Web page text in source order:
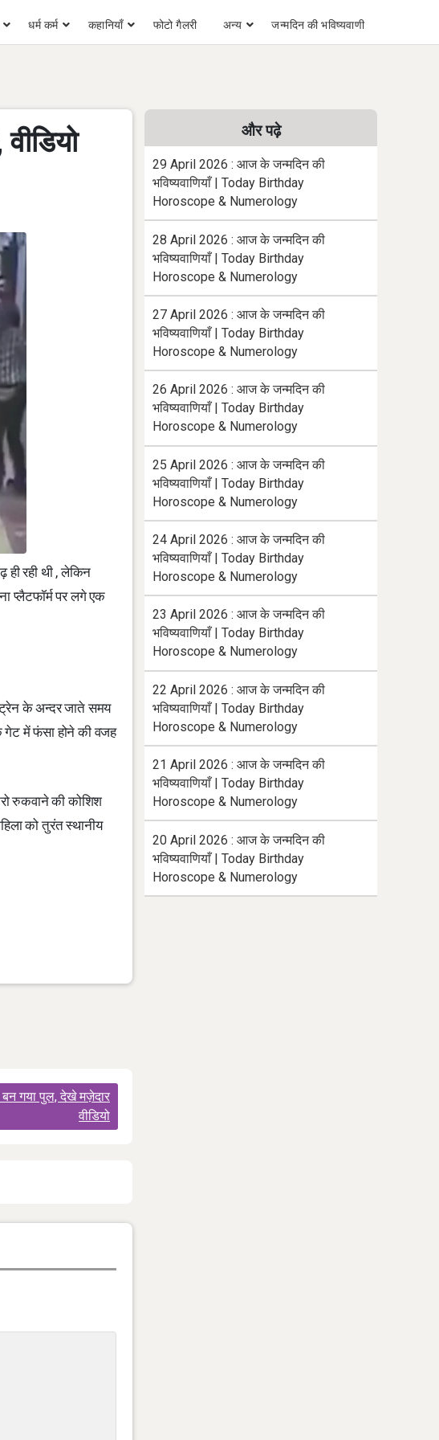
धर्म कर्म कहानियाँ फोटो गैलरी अन्य जन्मदिन की भविष्यवाणी
ही रही थी , लेकिन
प्लैटफॉर्म पर लगे एक
के अन्दर जाते समय
गेट में फंसा होने की वजह
रुकवाने की कोशिश
को तुरंत स्थानीय
गया पुल, देखे मज़ेदार
वीडियो
और पढ़े
29 April 2026 : आज के जन्मदिन की
भविष्यवाणियाँ | Today Birthday
Horoscope & Numerology
28 April 2026 : आज के जन्मदिन की
भविष्यवाणियाँ | Today Birthday
Horoscope & Numerology
27 April 2026 : आज के जन्मदिन की
भविष्यवाणियाँ | Today Birthday
Horoscope & Numerology
26 April 2026 : आज के जन्मदिन की
भविष्यवाणियाँ | Today Birthday
Horoscope & Numerology
25 April 2026 : आज के जन्मदिन की
भविष्यवाणियाँ | Today Birthday
Horoscope & Numerology
24 April 2026 : आज के जन्मदिन की
भविष्यवाणियाँ | Today Birthday
Horoscope & Numerology
23 April 2026 : आज के जन्मदिन की
भविष्यवाणियाँ | Today Birthday
Horoscope & Numerology
22 April 2026 : आज के जन्मदिन की
भविष्यवाणियाँ | Today Birthday
Horoscope & Numerology
21 April 2026 : आज के जन्मदिन की
भविष्यवाणियाँ | Today Birthday
Horoscope & Numerology
20 April 2026 : आज के जन्मदिन की
भविष्यवाणियाँ | Today Birthday
Horoscope & Numerology